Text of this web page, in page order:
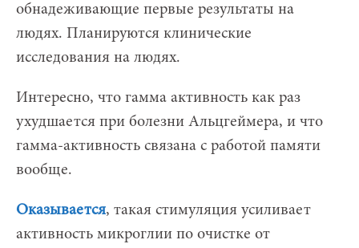
обнадеживающие первые результаты на
людях. Планируются клинические
исследования на людях.
Интересно, что гамма активность как раз
ухудшается при болезни Альцгеймера, и что
гамма-активность связана с работой памяти
вообще.
Оказывается, такая стимуляция усиливает
активность микроглии по очистке от